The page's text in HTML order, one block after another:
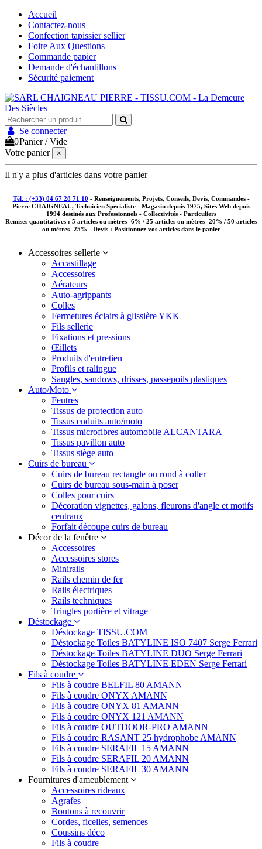
Accueil
Contactez-nous
Confection tapissier sellier
Foire Aux Questions
Commande papier
Demande d'échantillons
Sécurité paiement
Se connecter
0Panier /Vide
Votre panier
×
Il n'y a plus d'articles dans votre panier
Tél. : (+33) 04 67 28 71 10 - Renseignements, Projets, Conseils, Devis, Commandes -
Pierre CHAIGNEAU, Technicien Spécialiste - Magasin depuis 1975, Sites Web depuis
1994 destinés aux Professionnels - Collectivités - Particuliers
Remises quantitatives : 5 articles ou mètres -6% / 25 articles ou mètres -20% / 50 articles
ou mètres -25% - Devis : Positionnez vos articles dans le panier
Accessoires sellerie
Accastillage
Accessoires
Aérateurs
Auto-agrippants
Colles
Fermetures éclairs à glissière YKK
Fils sellerie
Fixations et pressions
Œillets
Produits d'entretien
Profils et ralingue
Sangles, sandows, drisses, passepoils plastiques
Auto/Moto
Feutres
Tissus de protection auto
Tissus enduits auto/moto
Tissus microfibres automobile ALCANTARA
Tissus pavillon auto
Tissus siège auto
Cuirs de bureau
Cuirs de bureau rectangle ou rond à coller
Cuirs de bureau sous-main à poser
Colles pour cuirs
Décoration vignettes, galons, fleurons d'angle et motifs
centraux
Forfait découpe cuirs de bureau
Décor de la fenêtre
Accessoires
Accessoires stores
Minirails
Rails chemin de fer
Rails électriques
Rails techniques
Tringles portière et vitrage
Déstockage
Déstockage TISSU.COM
Déstockage Toiles BATYLINE ISO 7407 Serge Ferrari
Déstockage Toiles BATYLINE DUO Serge Ferrari
Déstockage Toiles BATYLINE EDEN Serge Ferrari
Fils à coudre
Fils à coudre BELFIL 80 AMANN
Fils à coudre ONYX AMANN
Fils à coudre ONYX 81 AMANN
Fils à coudre ONYX 121 AMANN
Fils à coudre OUTDOOR-PRO AMANN
Fils à coudre RASANT 25 hydrophobe AMANN
Fils à coudre SERAFIL 15 AMANN
Fils à coudre SERAFIL 20 AMANN
Fils à coudre SERAFIL 30 AMANN
Fournitures d'ameublement
Accessoires rideaux
Agrafes
Boutons à recouvrir
Cordes, ficelles, semences
Coussins déco
Fils à coudre